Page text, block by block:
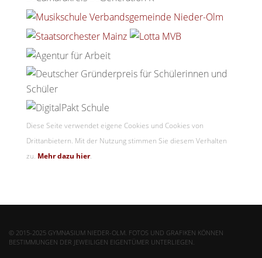
Diese Seite verwendet eigene Cookies und Cookies von
Drittanbietern. Mit der Nutzung stimmen Sie diesem Verhalten
zu. Mehr dazu hier.
© 2015-2025 GYMNASIUM NIEDER-OLM. FOTOS UND GRAFIKEN KÖNNEN
BESTIMMUNGEN DER JEWEILIGEN EIGENTÜMER UNTERLIEGEN.